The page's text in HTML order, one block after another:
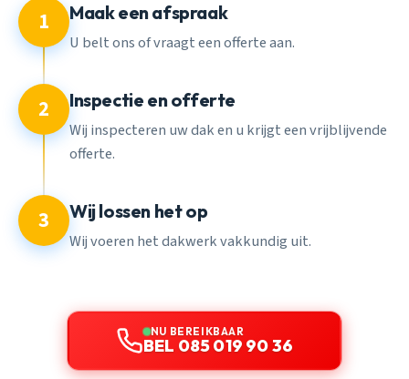
1 Maak een afspraak
U belt ons of vraagt een offerte aan.
2 Inspectie en offerte
Wij inspecteren uw dak en u krijgt een vrijblijvende
offerte.
3 Wij lossen het op
Wij voeren het dakwerk vakkundig uit.
NU BEREIKBAAR
BEL 085 019 90 36